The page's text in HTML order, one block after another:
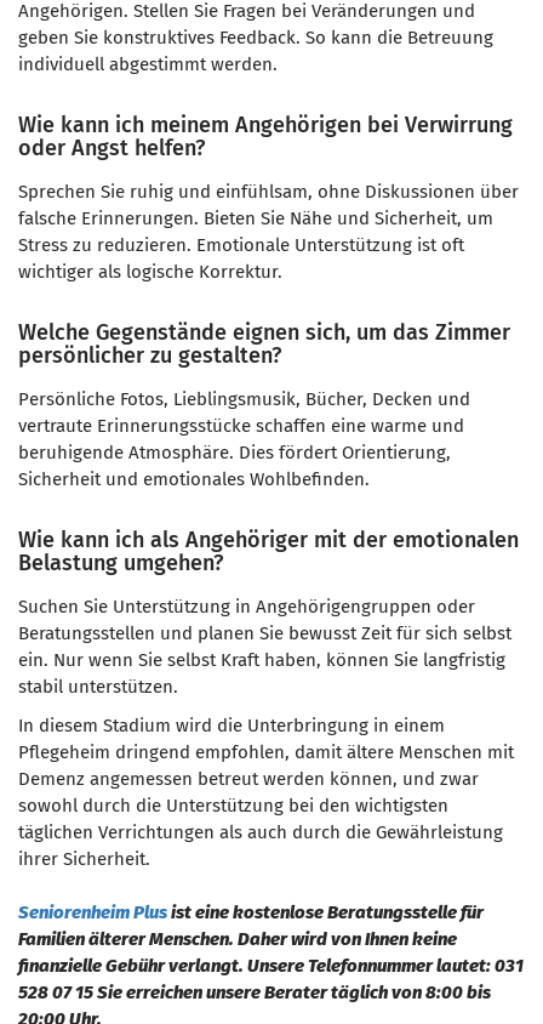
Angehörigen. Stellen Sie Fragen bei Veränderungen und
geben Sie konstruktives Feedback. So kann die Betreuung
individuell abgestimmt werden.
Wie kann ich meinem Angehörigen bei Verwirrung
oder Angst helfen?
Sprechen Sie ruhig und einfühlsam, ohne Diskussionen über
falsche Erinnerungen. Bieten Sie Nähe und Sicherheit, um
Stress zu reduzieren. Emotionale Unterstützung ist oft
wichtiger als logische Korrektur.
Welche Gegenstände eignen sich, um das Zimmer
persönlicher zu gestalten?
Persönliche Fotos, Lieblingsmusik, Bücher, Decken und
vertraute Erinnerungsstücke schaffen eine warme und
beruhigende Atmosphäre. Dies fördert Orientierung,
Sicherheit und emotionales Wohlbefinden.
Wie kann ich als Angehöriger mit der emotionalen
Belastung umgehen?
Suchen Sie Unterstützung in Angehörigengruppen oder
Beratungsstellen und planen Sie bewusst Zeit für sich selbst
ein. Nur wenn Sie selbst Kraft haben, können Sie langfristig
stabil unterstützen.
In diesem Stadium wird die Unterbringung in einem
Pflegeheim dringend empfohlen, damit ältere Menschen mit
Demenz angemessen betreut werden können, und zwar
sowohl durch die Unterstützung bei den wichtigsten
täglichen Verrichtungen als auch durch die Gewährleistung
ihrer Sicherheit.
Seniorenheim Plusist eine kostenlose Beratungsstelle für
Familien älterer Menschen. Daher wird von Ihnen keine
finanzielle Gebühr verlangt. Unsere Telefonnummer lautet: 031
528 07 15 Sie erreichen unsere Berater täglich von 8:00 bis
20:00 Uhr.